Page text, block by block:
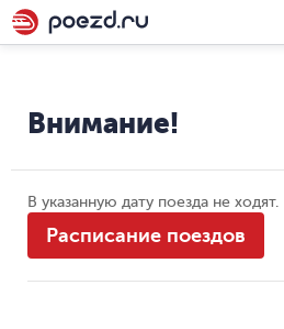
Внимание!
В указанную дату поезда не ходят.
Расписание поездов